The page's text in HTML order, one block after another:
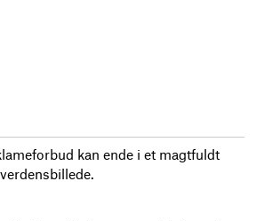
kan ende i et magtfuldt